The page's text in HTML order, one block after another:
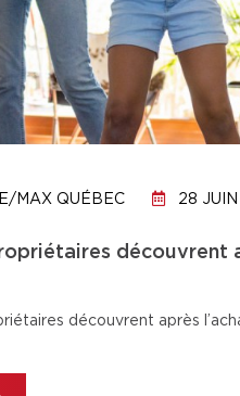
MAX QUÉBEC 28
découvrent
découvrent après